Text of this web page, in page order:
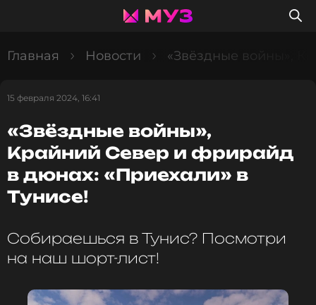
Главная Новости «Звёздные войны»,
15 февраля 2024, 16:41
«Звёздные войны»,
Крайний Север и фрирайд
в дюнах: «Приехали» в
Тунисе!
Собираешься в Тунис? Посмотри
на наш шорт-лист!